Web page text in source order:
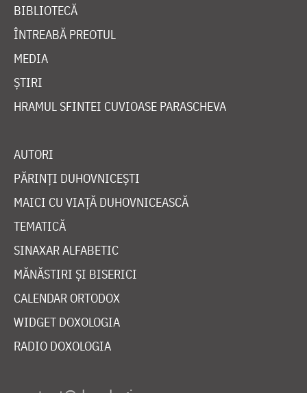
BIBLIOTECĂ
ÎNTREABĂ PREOTUL
MEDIA
ȘTIRI
HRAMUL SFINTEI CUVIOASE PARASCHEVA
AUTORI
PĂRINȚI DUHOVNICEȘTI
MAICI CU VIAȚĂ DUHOVNICEASCĂ
TEMATICĂ
SINAXAR ALFABETIC
MĂNĂSTIRI ȘI BISERICI
CALENDAR ORTODOX
WIDGET DOXOLOGIA
RADIO DOXOLOGIA